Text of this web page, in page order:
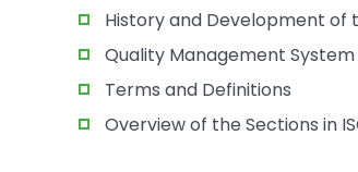
History and Development of
Quality Management
Terms and Definitions
Overview of the Sections in